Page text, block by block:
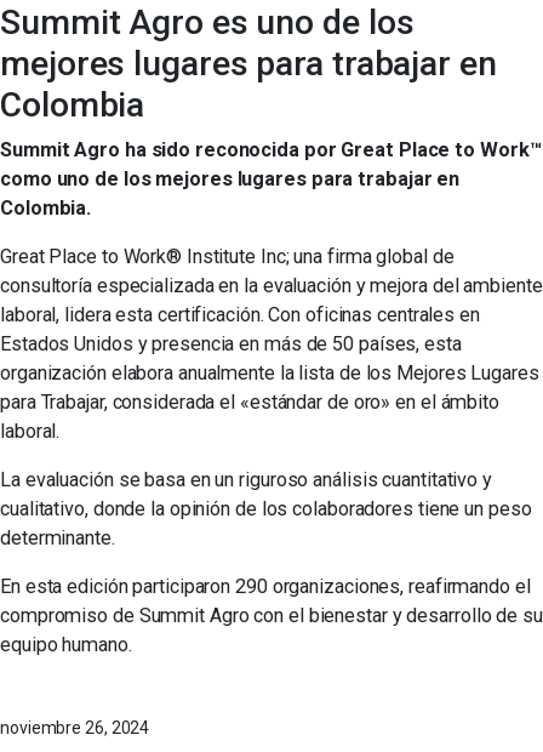
Summit Agro es uno de los
mejores lugares para trabajar en
Colombia
Summit Agro ha sido reconocida por Great Place to Work™
como uno de los mejores lugares para trabajar en
Colombia.
Great Place to Work® Institute Inc; una firma global de
consultoría especializada en la evaluación y mejora del ambiente
laboral, lidera esta certificación. Con oficinas centrales en
Estados Unidos y presencia en más de 50 países, esta
organización elabora anualmente la lista de los Mejores Lugares
para Trabajar, considerada el «estándar de oro» en el ámbito
laboral.
La evaluación se basa en un riguroso análisis cuantitativo y
cualitativo, donde la opinión de los colaboradores tiene un peso
determinante.
En esta edición participaron 290 organizaciones, reafirmando el
compromiso de Summit Agro con el bienestar y desarrollo de su
equipo humano.
noviembre 26, 2024